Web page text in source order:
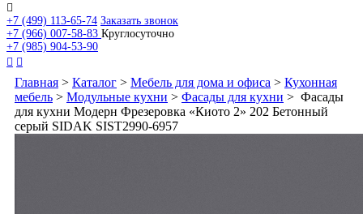

+7 (499) 113-65-74 Заказать звонок
+7 (966) 007-58-83 Круглосуточно
+7 (985) 904-53-90
 
Главная > Каталог > Мебель для дома и офиса > Кухонная
мебель > Модульные кухни > Фасады для кухни > Фасады
для кухни Модерн Фрезеровка «Киото 2» 202 Бетонный
серый SIDAK SIST2990-6957